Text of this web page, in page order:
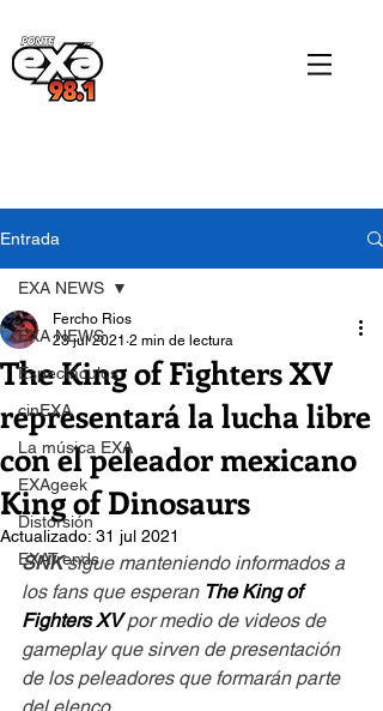
Entrada
EXA NEWS
Espectáculos
cinEXA
La música EXA
EXAgeek
Distorsión
EXATrends
EXA NEWS
The King of Fighters XV
representará la lucha libre
con el peleador mexicano
King of Dinosaurs
Fercho Rios
23 jul 2021 2 min de lectura
Actualizado: 31 jul 2021
SNK sigue manteniendo informados a
los fans que esperan The King of
Fighters XV por medio de videos de
gameplay que sirven de presentación
de los peleadores que formarán parte